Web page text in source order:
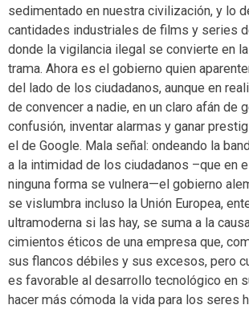
sedimentado en nuestra civilización, y lo
cantidades industriales de films y series
donde la vigilancia ilegal se convierte en
trama. Ahora es el gobierno quien
del lado de los ciudadanos, aunque en
de convencer a nadie, en un claro afán de
confusión, inventar alarmas y ganar
el de Google. Mala señal: ondeando la
a la intimidad de los ciudadanos –que en
ninguna forma se vulnera—el gobierno
se vislumbra incluso la Unión Europea,
ultramoderna si las hay, se suma a la
cimientos éticos de una empresa que,
sus flancos débiles y sus excesos, pero
es favorable al desarrollo tecnológico en
hacer más cómoda la vida para los seres